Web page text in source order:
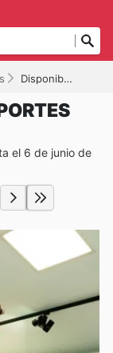
Disponible hasta el 06/06/2026
el 6 de junio de